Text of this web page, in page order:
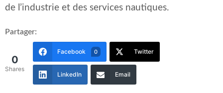
de l’industrie et des services nautiques.
Partager:
0
Shares
Facebook 0 Twitter
LinkedIn Email